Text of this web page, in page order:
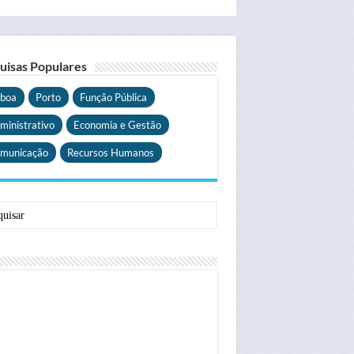
Populares
Porto Função Pública
Economia e Gestão
Recursos Humanos